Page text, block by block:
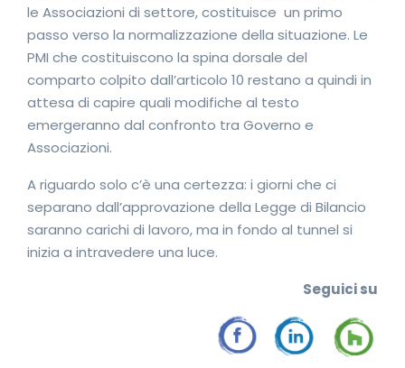
le Associazioni di settore, costituisce un primo
passo verso la normalizzazione della situazione. Le
PMI che costituiscono la spina dorsale del
comparto colpito dall’articolo 10 restano a quindi in
attesa di capire quali modifiche al testo
emergeranno dal confronto tra Governo e
Associazioni.
A riguardo solo c’è una certezza: i giorni che ci
separano dall’approvazione della Legge di Bilancio
saranno carichi di lavoro, ma in fondo al tunnel si
inizia a intravedere una luce.
Seguici su